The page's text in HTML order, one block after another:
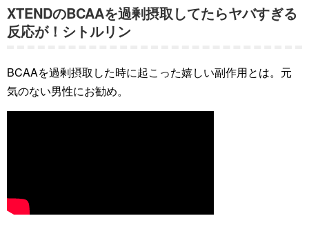
XTENDのBCAAを過剰摂取してたらヤバすぎる
反応が！シトルリン
BCAAを過剰摂取した時に起こった嬉しい副作用とは。元
気のない男性にお勧め。